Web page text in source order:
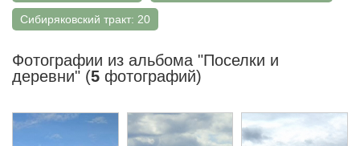
Сибиряковский тракт: 20
Фотографии из альбома "Поселки и
деревни" (5 фотографий)